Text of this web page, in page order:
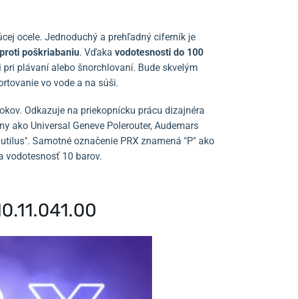
ocele. Jednoduchý a prehľadný ciferník je
poškriabaniu. Vďaka vodotesnosti do 100
plávaní alebo šnorchlovaní. Bude skvelým
vo vode a na súši.
Odkazuje na priekopnícku prácu dizajnéra
ako Universal Geneve Polerouter, Audemars
Samotné označenie PRX znamená "P" ako
vodotesnosť 10 barov.